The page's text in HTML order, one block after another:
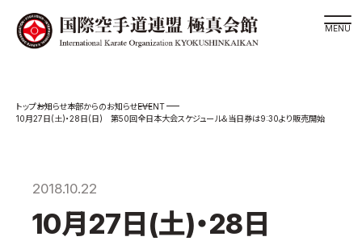
スケジュール
松井章奎館長 紹介
お知らせ本部からのお知らせEVENT
10月27日(土)・28日(日) 第50回全日本大会スケジュール＆当日券は9:30より販売開始
2018.10.22
10月27日(土)・28日